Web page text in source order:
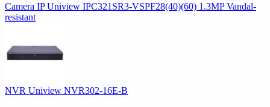
Camera IP Uniview IPC321SR3-VSPF28(40)(60) 1.3MP Vandal-
resistant
NVR Uniview NVR302-16E-B